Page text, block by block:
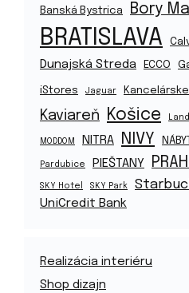
Banská Bystrica Bory Mall
BRATISLAVA
Dunajská Streda ECCO
iStores Jaguar
Kaviareň Košice
MODDOM NITRA NIVY
Pardubice PIEŠTANY
SKY Hotel SKY Park
UniCredit Bank
Realizácia interiéru
Shop dizajn